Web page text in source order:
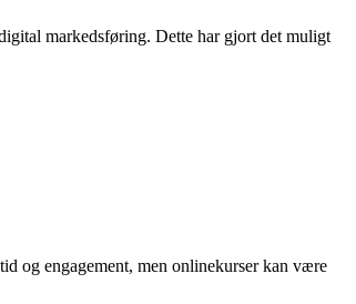
markedsføring. Dette har gjort det muligt
og engagement, men onlinekurser kan være